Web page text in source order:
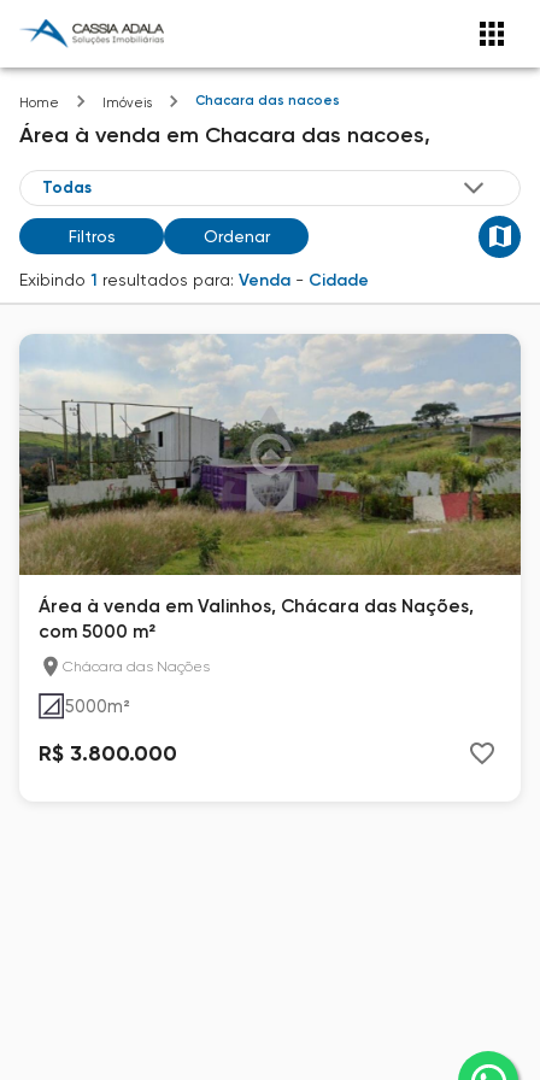
Home Imóveis Chacara das nacoes
Área à venda em Chacara das nacoes,
Filtros Ordenar
Exibindo 1 resultados para: Venda - Cidade
Área à venda em Valinhos, Chácara das Nações,
com 5000 m²
Chácara das Nações
5000m²
R$ 3.800.000